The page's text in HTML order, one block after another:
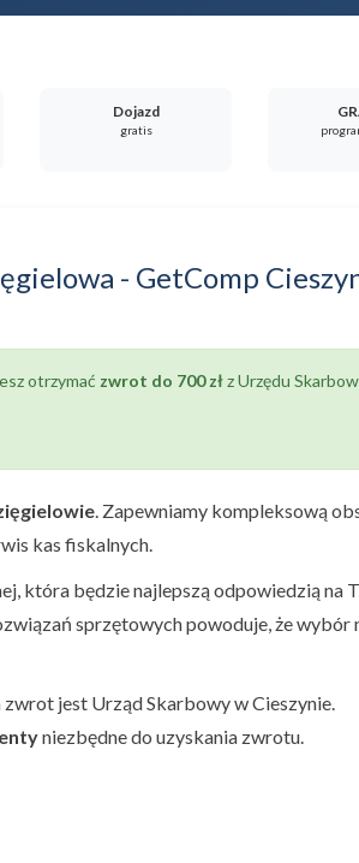
Dojazd
gratis
- GetComp
otrzymać zwrot do 700 złz Urzędu
. Zapewniamy kompleksową
kas fiskalnych.
która będzie najlepszą odpowiedzią na
sprzętowych powoduje, że wybór
jest Urząd Skarbowy w Cieszynie.
niezbędne do uzyskania zwrotu.